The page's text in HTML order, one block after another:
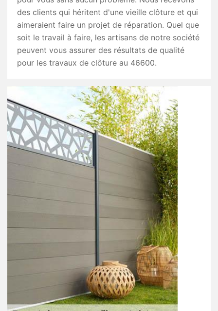
des clients qui héritent d'une vieille clôture et qui
aimeraient faire un projet de réparation. Quel que
soit le travail à faire, les artisans de notre société
peuvent vous assurer des résultats de qualité
pour les travaux de clôture au 46600.